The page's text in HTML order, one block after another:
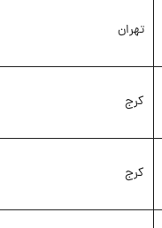
تهران
کرج
کرج